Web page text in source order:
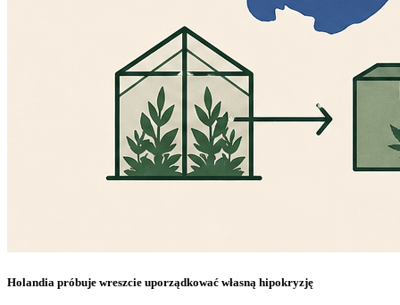
Holandia próbuje wreszcie uporządkować własną hipokryzję